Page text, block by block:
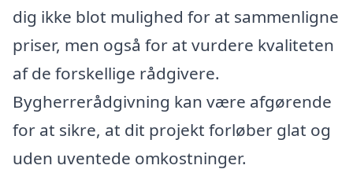
dig ikke blot mulighed for at sammenligne
priser, men også for at vurdere kvaliteten
af de forskellige rådgivere.
Bygherrerådgivning kan være afgørende
for at sikre, at dit projekt forløber glat og
uden uventede omkostninger.